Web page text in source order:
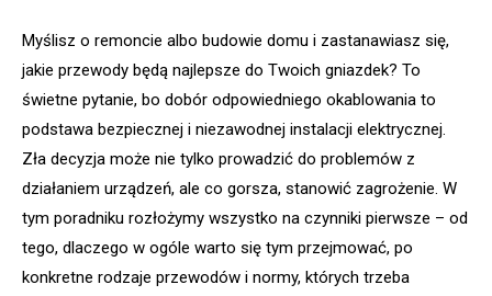
Myślisz o remoncie albo budowie domu i zastanawiasz się,
jakie przewody będą najlepsze do Twoich gniazdek? To
świetne pytanie, bo dobór odpowiedniego okablowania to
podstawa bezpiecznej i niezawodnej instalacji elektrycznej.
Zła decyzja może nie tylko prowadzić do problemów z
działaniem urządzeń, ale co gorsza, stanowić zagrożenie. W
tym poradniku rozłożymy wszystko na czynniki pierwsze – od
tego, dlaczego w ogóle warto się tym przejmować, po
konkretne rodzaje przewodów i normy, których trzeba